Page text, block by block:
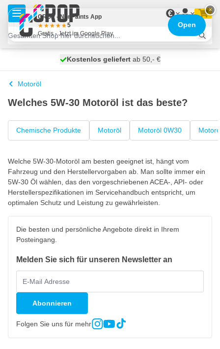
Zum Inhalt springen
€
morgen versendet
Kostenlos geliefertab 50,- €
100 Tage
Motoröl
Welches 5W-30 Motoröl ist das beste?
Chemische Produkte Motoröl Motoröl 0W30
Welche 5W-30-Motoröl am besten geeignet ist, hängt vom
Fahrzeug und den Herstellervorgaben ab. Man sollte immer ein
5W-30 Öl wählen, das den vorgeschriebenen ACEA-, API- oder
Herstellerspezifikationen im Servicehandbuch entspricht, um
optimalen Schutz und Leistung zu gewährleisten.
Die besten und persönliche Angebote direkt in Ihrem
Posteingang.
Melden Sie sich für unseren Newsletter an
Abonnieren
Folgen Sie uns für mehr
×
CROP - NonPaints App
5
Gratis - Jetzt im Google Play
Open